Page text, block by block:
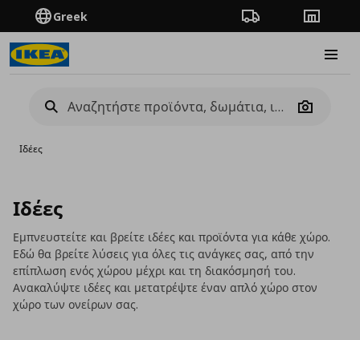
Greek Πορεία παραγγελίας
Camera
Ιδέες
Ιδέες
Εμπνευστείτε και βρείτε ιδέες και προϊόντα για κάθε χώρο.
Εδώ θα βρείτε λύσεις για όλες τις ανάγκες σας, από την
επίπλωση ενός χώρου μέχρι και τη διακόσμησή του.
Ανακαλύψτε ιδέες και μετατρέψτε έναν απλό χώρο στον
χώρο των ονείρων σας.